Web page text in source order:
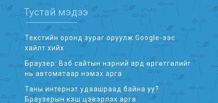
Тустай мэдээ
Текстийн оронд зураг оруулж Google-ээс
хайлт хийх
Браузер: Вэб сайтын нэрний ард өргөтгөлийг
нь автоматаар нэмэх арга
Таны интернэт удаашраад байна уу?
Браузерын кэш цэвэрлэх арга